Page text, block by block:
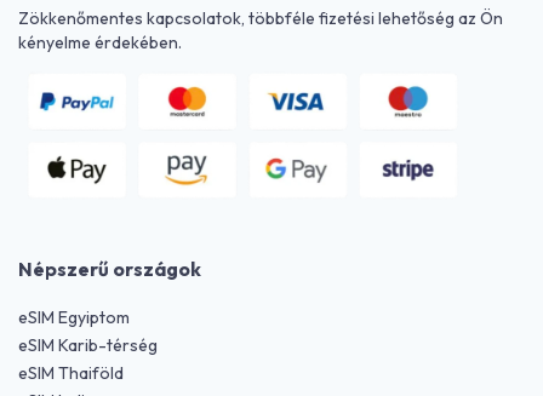
Zökkenőmentes kapcsolatok, többféle fizetési lehetőség az Ön
kényelme érdekében.
Népszerű országok
eSIM Egyiptom
eSIM Karib-térség
eSIM Thaiföld